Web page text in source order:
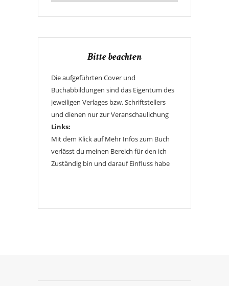
Bitte beachten
Die aufgeführten Cover und
Buchabbildungen sind das Eigentum des
jeweiligen Verlages bzw. Schriftstellers
und dienen nur zur Veranschaulichung
Links:
Mit dem Klick auf Mehr Infos zum Buch
verlässt du meinen Bereich für den ich
Zuständig bin und darauf Einfluss habe